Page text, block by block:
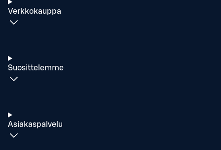
Verkkokauppa
Suosittelemme
Asiakaspalvelu